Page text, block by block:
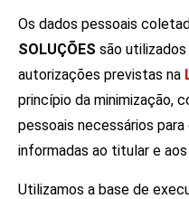
Os dados pessoais
SOLUÇÕES são
autorizações previstas na
princípio da minimização,
pessoais necessários
informadas ao titular e
Utilizamos a base de